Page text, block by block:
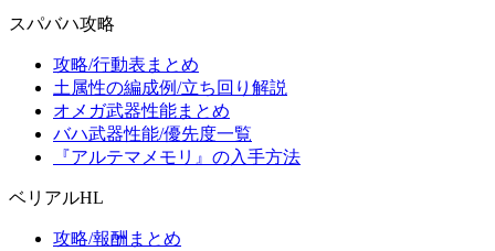
スパバハ攻略
攻略/行動表まとめ
土属性の編成例/立ち回り解説
オメガ武器性能まとめ
バハ武器性能/優先度一覧
『アルテマメモリ』の入手方法
ベリアルHL
攻略/報酬まとめ